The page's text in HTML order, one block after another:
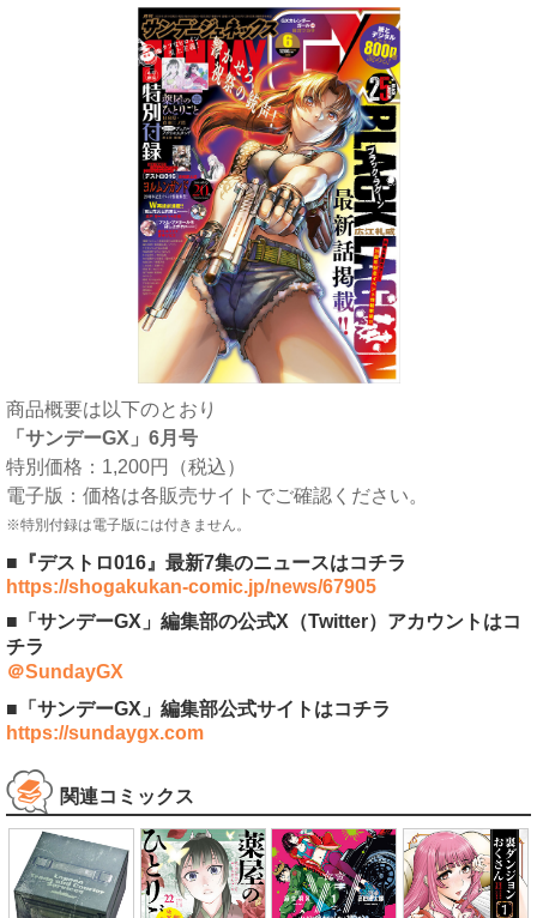
商品概要は以下のとおり
「サンデーGX」6月号
特別価格：1,200円（税込）
電子版：価格は各販売サイトでご確認ください。
※特別付録は電子版には付きません。
■『デストロ016』最新7集のニュースはコチラ
https://shogakukan-comic.jp/news/67905
■「サンデーGX」編集部の公式X（Twitter）アカウントはコ
チラ
＠SundayGX
■「サンデーGX」編集部公式サイトはコチラ
https://sundaygx.com
関連コミックス